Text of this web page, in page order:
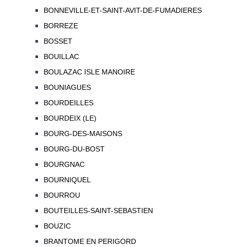
BONNEVILLE-ET-SAINT-AVIT-DE-FUMADIERES
BORREZE
BOSSET
BOUILLAC
BOULAZAC ISLE MANOIRE
BOUNIAGUES
BOURDEILLES
BOURDEIX (LE)
BOURG-DES-MAISONS
BOURG-DU-BOST
BOURGNAC
BOURNIQUEL
BOURROU
BOUTEILLES-SAINT-SEBASTIEN
BOUZIC
BRANTOME EN PERIGORD